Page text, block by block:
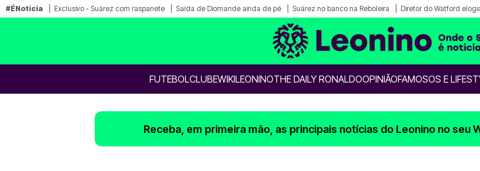
#ÉNotícia Exclusivo - Suárez com raspanete Saída de Diomande ainda de pé Suárez no banco na Reboleira Diretor do Watford
FUTEBOLCLUBEWIKILEONINOTHE DAILY RONALDOOPINIÃOFAMOSOS E
Receba, em primeira mão, as principais notícias do Leonino no seu